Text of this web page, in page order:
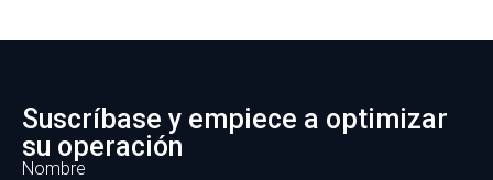
Suscríbase y empiece a optimizar
su operación
Nombre